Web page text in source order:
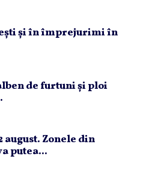
şi în împrejurimi în
de furtuni şi ploi
august. Zonele din
putea...